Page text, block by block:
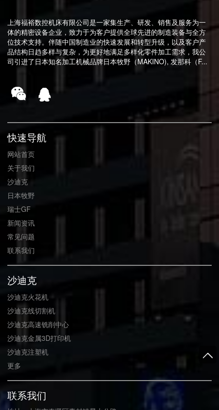
上海福裕数控机床有限公司是一家集生产、研发、销售及服务为一
体的精密设备企业，致力于为客户提供全球先进的制造装备与全方
位技术支持。伴随中国制造业的快速发展和转型升级，以及客户产
品结构日趋多样与复杂，为更好地满足多样化零件加工需求，我公
司引进了日本知名加工机械品牌日本牧野（MAKINO), 发那科（F...
快速导航
网站首页
关于我们
沙迪克
日本牧野
瑞士GF
新闻资讯
常见问题
联系我们
沙迪克
沙迪克火花机
沙迪克线切割机
沙迪克高速铣削中心
沙迪克金属3D打印机
沙迪克注塑机
更多
联系我们